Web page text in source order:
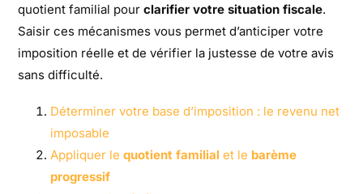
quotient familial pourclarifier votre situation fiscale.
Saisir ces mécanismes vous permet d’anticiper votre
imposition réelle et de vérifier la justesse de votre avis
sans difficulté.
Déterminer votre base d’imposition : le revenu net
imposable
Appliquer lequotient familial et le barème
progressif